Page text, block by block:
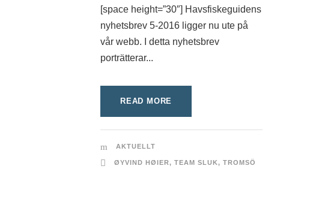
[space height=”30″] Havsfiskeguidens
nyhetsbrev 5-2016 ligger nu ute på
vår webb. I detta nyhetsbrev
porträtterar...
READ MORE
AKTUELLT
ØYVIND HØIER, TEAM SLUK, TROMSÖ